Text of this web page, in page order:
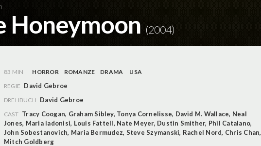
Honeymoon (2004)
83 MIN HORROR ROMANZE DRAMA
USA
REGIE David Gebroe
DREHBUCH David Gebroe
CAST Tracy Coogan, Graham Sibley, Tonya Cornelisse, David M. Wallace, Neal
Jones, Maria Iadonisi, Louis Fattell, Nate Meyer, Dustin Smither, Phil Catalano,
John Sobestanovich, Maria Bermudez, Steve Szymanski, Rachel Nord, Chris Chan,
Mitch Goldberg